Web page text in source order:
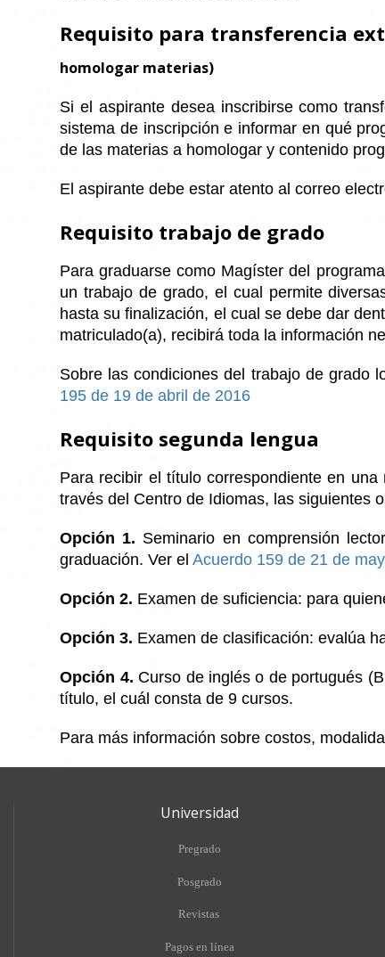
Requisito para transferencia
homologar materias)
Si el aspirante desea inscribirse como
sistema de inscripción e informar en qué
de las materias a homologar y contenido
El aspirante debe estar atento al correo
Requisito trabajo de grado
Para graduarse como Magíster del
un trabajo de grado, el cual permite
hasta su finalización, el cual se debe dar
matriculado(a), recibirá toda la información
Sobre las condiciones del trabajo de grado
195 de 19 de abril de 2016
Requisito segunda lengua
Para recibir el título correspondiente en
través del Centro de Idiomas, las siguientes
Opción 1. Seminario en comprensión
graduación. Ver elAcuerdo 159 de 21 de
Opción 2. Examen de suficiencia: para
Opción 3. Examen de clasificación: evalúa
Opción 4. Curso de inglés o de portugués
título, el cuál consta de 9 cursos.
Para más información sobre costos,
Universidad
Pregrado
Posgrado
Revistas
Pagos en línea